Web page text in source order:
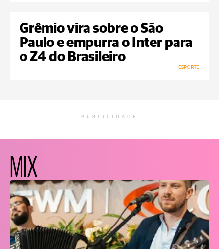
Grêmio vira sobre o São
Paulo e empurra o Inter para
o Z4 do Brasileiro
ESPORTE
PUBLICIDADE
MIX